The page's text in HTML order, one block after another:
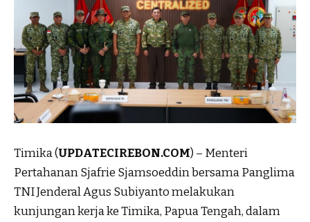
Timika (UPDATECIREBON.COM) – Menteri
Pertahanan Sjafrie Sjamsoeddin bersama Panglima
TNI Jenderal Agus Subiyanto melakukan
kunjungan kerja ke Timika, Papua Tengah, dalam